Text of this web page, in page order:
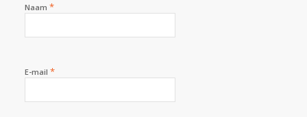
Naam *
E-mail *